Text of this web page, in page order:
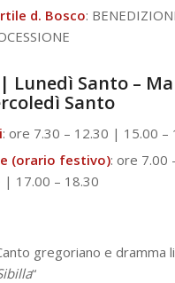
d. Bosco:
| Lunedì Santo –
Santo
: ore 7.30 – 12.30 | 15.00 –
(orario festivo): ore 7.00
| 17.00 – 18.30
gregoriano e dramma
“